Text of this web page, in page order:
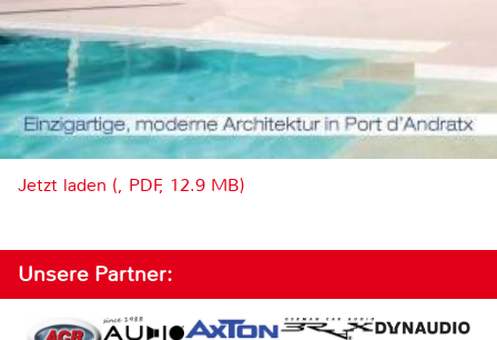
Jetzt laden (, PDF, 12.9 MB)
Unsere Partner: